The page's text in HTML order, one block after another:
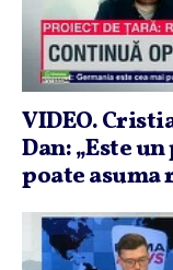
VIDEO.
Dan: „Este
poate asuma